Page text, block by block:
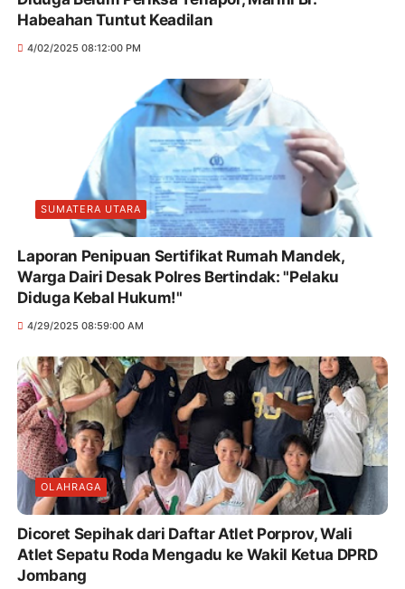
Habeahan Tuntut Keadilan
4/02/2025 08:12:00 PM
SUMATERA UTARA
Laporan Penipuan Sertifikat Rumah Mandek,
Warga Dairi Desak Polres Bertindak: "Pelaku
Diduga Kebal Hukum!"
4/29/2025 08:59:00 AM
OLAHRAGA
Dicoret Sepihak dari Daftar Atlet Porprov, Wali
Atlet Sepatu Roda Mengadu ke Wakil Ketua DPRD
Jombang